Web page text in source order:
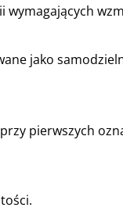
jako
pierwszych